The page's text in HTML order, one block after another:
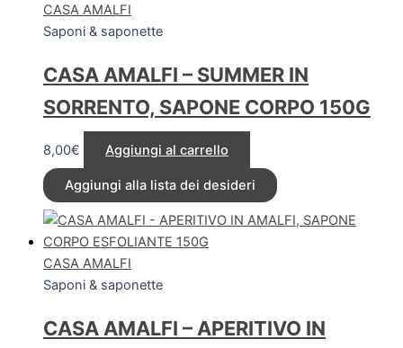
CASA AMALFI
Saponi & saponette
CASA AMALFI – SUMMER IN
SORRENTO, SAPONE CORPO 150G
8,00€ Aggiungi al carrello
Aggiungi alla lista dei desideri
CASA AMALFI
Saponi & saponette
CASA AMALFI – APERITIVO IN